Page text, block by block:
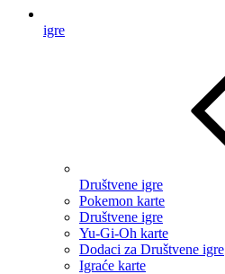
igre
Društvene igre
Pokemon karte
Društvene igre
Yu-Gi-Oh karte
Dodaci za Društvene igre
Igraće karte